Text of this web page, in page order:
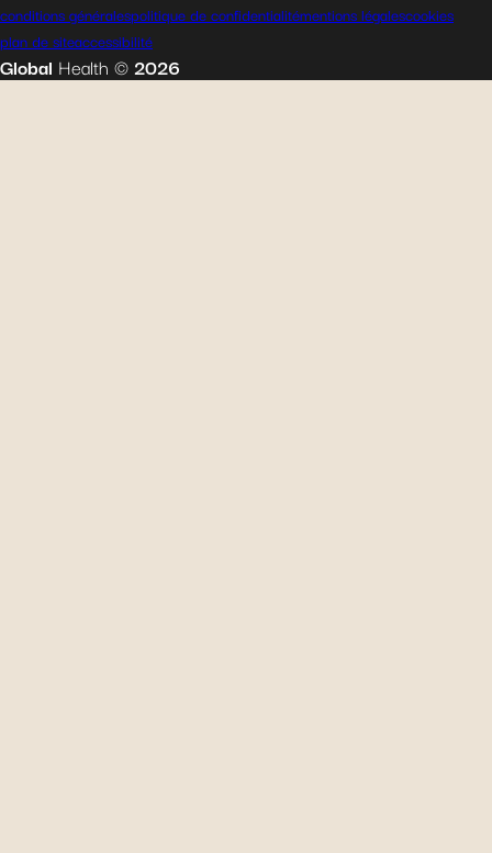
Global Health ©2026
conditions généralespolitique de confidentialitémentions légalescookies
plan de siteaccessibilité